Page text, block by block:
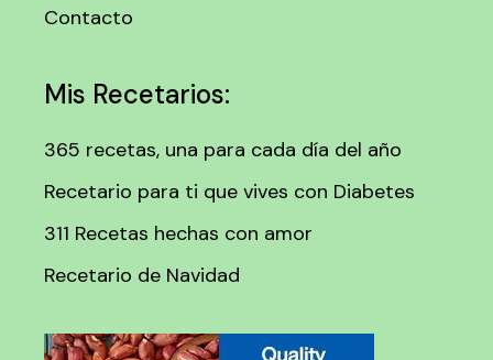
Contacto
Mis Recetarios:
365 recetas, una para cada día del año
Recetario para ti que vives con Diabetes
311 Recetas hechas con amor
Recetario de Navidad